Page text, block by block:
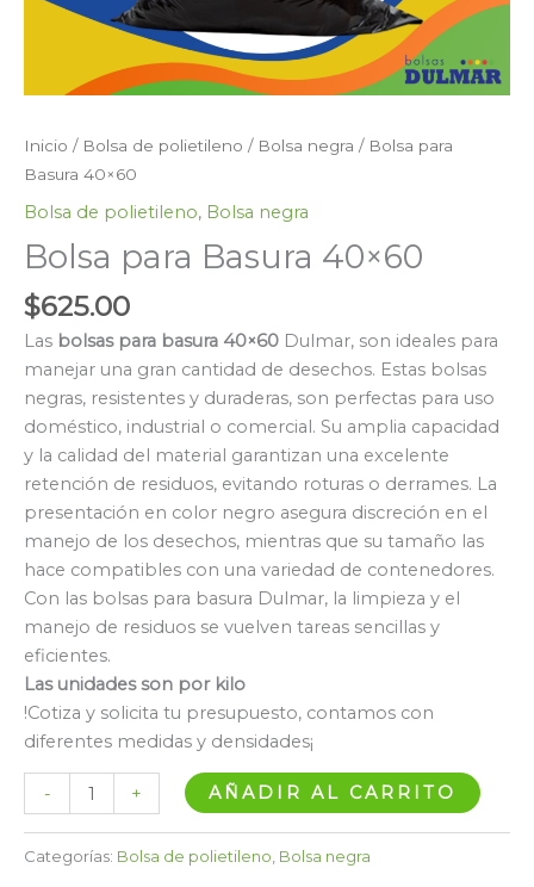
Inicio / Bolsa de polietileno / Bolsa negra / Bolsa para
Basura 40×60
Bolsa de polietileno, Bolsa negra
Bolsa para Basura 40×60
$625.00
Las bolsas para basura 40×60 Dulmar, son ideales para
manejar una gran cantidad de desechos. Estas bolsas
negras, resistentes y duraderas, son perfectas para uso
doméstico, industrial o comercial. Su amplia capacidad
y la calidad del material garantizan una excelente
retención de residuos, evitando roturas o derrames. La
presentación en color negro asegura discreción en el
manejo de los desechos, mientras que su tamaño las
hace compatibles con una variedad de contenedores.
Con las bolsas para basura Dulmar, la limpieza y el
manejo de residuos se vuelven tareas sencillas y
eficientes.
Las unidades son por kilo
!Cotiza y solicita tu presupuesto, contamos con
diferentes medidas y densidades¡
- + AÑADIR AL CARRITO
Categorías: Bolsa de polietileno Bolsa negra